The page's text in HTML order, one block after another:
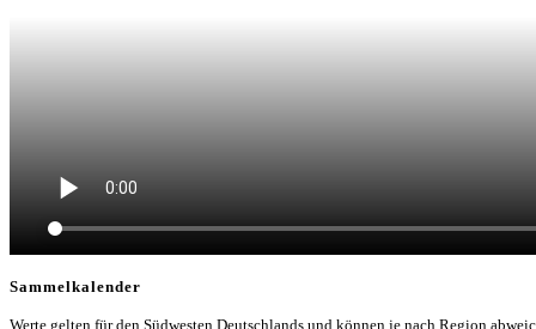
Sammelkalender
Werte gelten für den Südwesten Deutschlands und können je nach Region